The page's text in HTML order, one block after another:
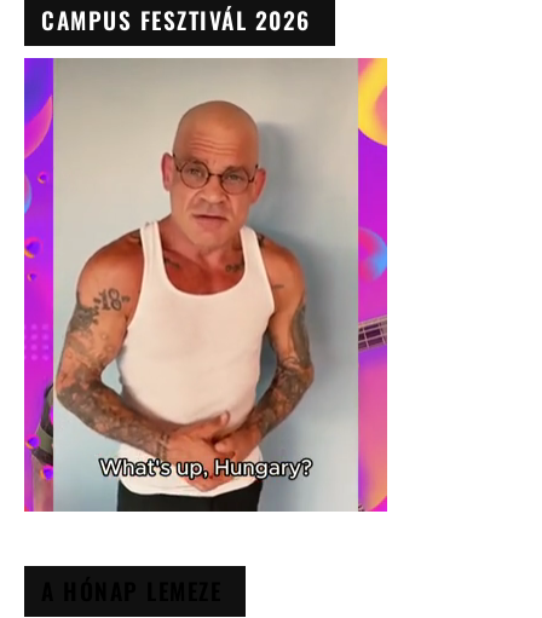
CAMPUS FESZTIVÁL 2026